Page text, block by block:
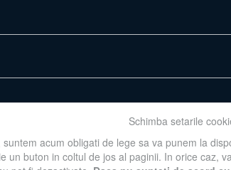
Schimba setarile
acum obligati de lege sa va punem la
buton in coltul de jos al paginii. In orice